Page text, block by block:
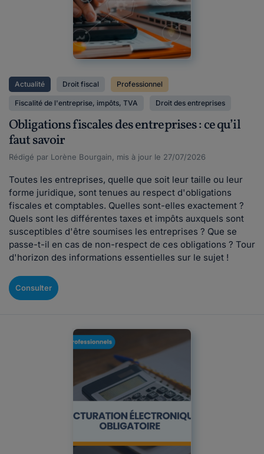
Actualité Droit fiscal Professionnel
Fiscalité de l'entreprise, impôts, TVA Droit des entreprises
Obligations fiscales des entreprises : ce qu’il
faut savoir
Rédigé par Lorène Bourgain, mis à jour le 27/07/2026
Toutes les entreprises, quelle que soit leur taille ou leur
forme juridique, sont tenues au respect d'obligations
fiscales et comptables. Quelles sont-elles exactement ?
Quels sont les différentes taxes et impôts auxquels sont
susceptibles d'être soumises les entreprises ? Que se
passe-t-il en cas de non-respect de ces obligations ? Tour
d'horizon des informations essentielles sur le sujet !
Consulter